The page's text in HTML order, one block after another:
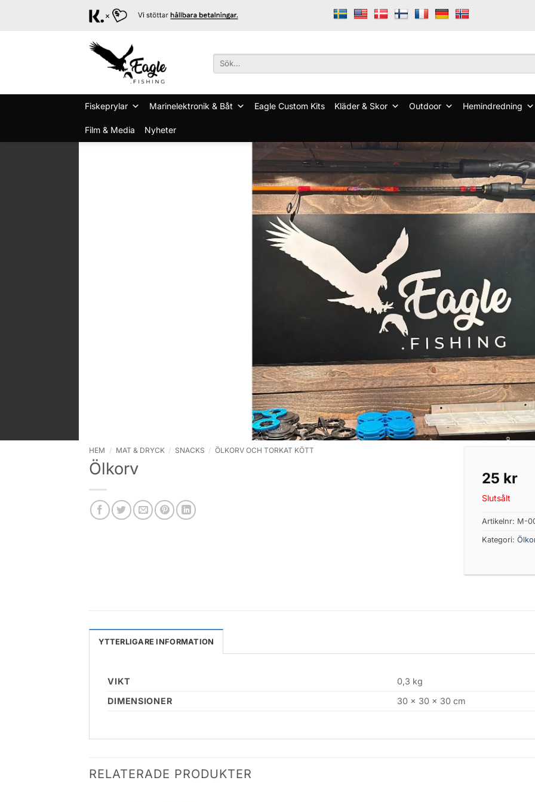
Sök
Fiskeprylar Marinelektronik & Båt Eagle Custom Kits Kläder & Skor Outdoor Hemindredning
Film & Media Nyheter
HEM / MAT & DRYCK / SNACKS / ÖLKORV OCH TORKAT KÖTT
Ölkorv 25 kr
Slutsålt
Artikelnr: M-
Kategori:
YTTERLIGARE INFORMATION
VIKT
0,3 kg
DIMENSIONER
30 × 30 × 30 cm
RELATERADE PRODUKTER